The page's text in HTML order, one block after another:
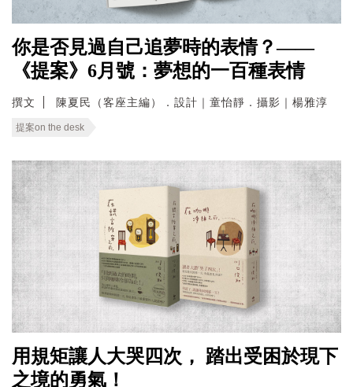
你是否見過自己追夢時的表情？——
《提案》6月號：夢想的一百種表情
撰文 陳夏民（客座主編）．設計｜童怡靜．攝影｜楊雅淳
提案on the desk
用規矩讓人大哭四次， 踏出受困於現下
之境的勇氣！